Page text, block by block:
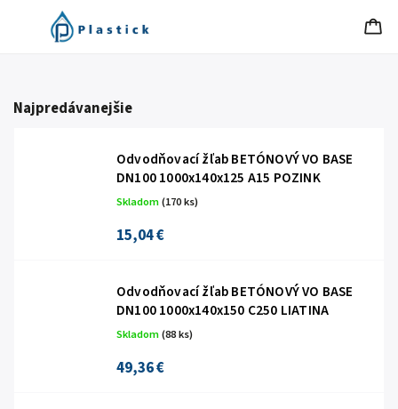
Najpredávanejšie
Odvodňovací žľab BETÓNOVÝ VO BASE
DN100 1000x140x125 A15 POZINK
Skladom(170 ks)
15,04 €
Odvodňovací žľab BETÓNOVÝ VO BASE
DN100 1000x140x150 C250 LIATINA
Skladom(88 ks)
49,36 €